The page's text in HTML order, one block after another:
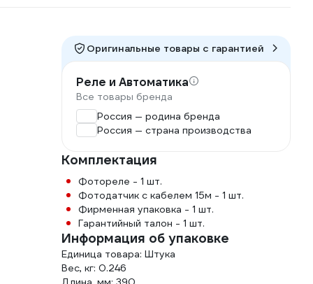
Оригинальные товары c гарантией
Реле и Автоматика
Все товары бренда
Россия — родина бренда
Россия — страна производства
Комплектация
Фотореле - 1 шт.
Фотодатчик с кабелем 15м - 1 шт.
Фирменная упаковка - 1 шт.
Гарантийный талон - 1 шт.
Информация об упаковке
Единица товара: Штука
Вес, кг: 0.246